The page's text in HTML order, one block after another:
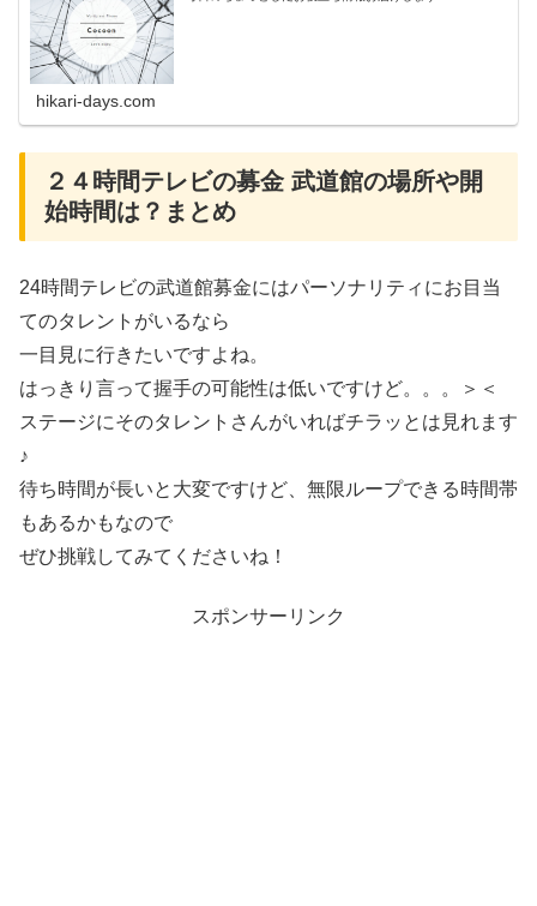
hikari-days.com
２４時間テレビの募金 武道館の場所や開
始時間は？まとめ
24時間テレビの武道館募金にはパーソナリティにお目当
てのタレントがいるなら
一目見に行きたいですよね。
はっきり言って握手の可能性は低いですけど。。。＞＜
ステージにそのタレントさんがいればチラッとは見れます
♪
待ち時間が長いと大変ですけど、無限ループできる時間帯
もあるかもなので
ぜひ挑戦してみてくださいね！
スポンサーリンク